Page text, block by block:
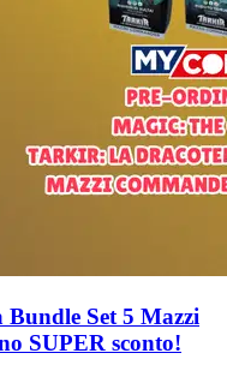
Set 5 Mazzi
SUPER sconto!